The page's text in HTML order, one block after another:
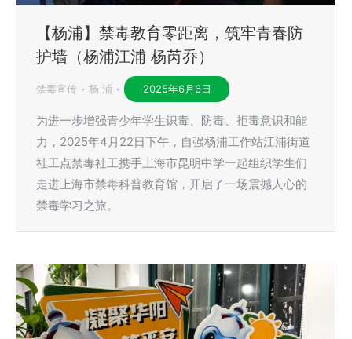
【杨浦】禁毒教育零距离，筑牢青春防
护墙（杨浦江浦 杨芮乔）
禁毒宣传 杨 浦 2025年6月6日
为进一步增强青少年学生识毒、防毒、拒毒意识和能
力，2025年4月22日下午，自强杨浦工作站江浦街道
社工点禁毒社工携手上海市昆明中学一起组织学生们
走进上海市禁毒科普教育馆，开启了一场震撼人心的
禁毒学习之旅。